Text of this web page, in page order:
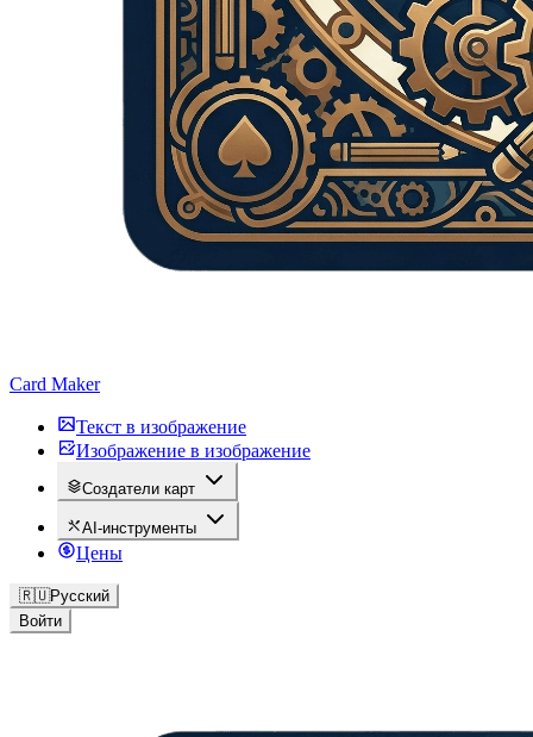
Card Maker
Текст в изображение
Изображение в изображение
Создатели карт
AI-инструменты
Цены
🇷🇺Русский
Войти